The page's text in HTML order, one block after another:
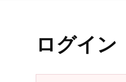
ログイン